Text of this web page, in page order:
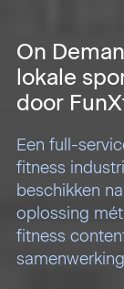
On
lokale
door
Een full-
fitness
beschikken
oplossing
fitness